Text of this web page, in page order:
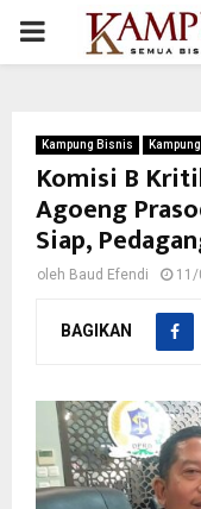
PRIMARY
Kampung Bisnis
Komisi B
Agoeng
Siap,
oleh Baud Efendi
BAGIKAN